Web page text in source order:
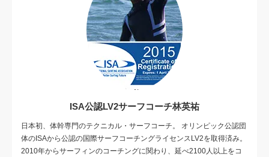
ISA公認LV2サーフコーチ林英祐
日本初、体幹専門のテクニカル・サーフコーチ。 オリンピック公認団
体のISAから公認の国際サーフコーチングライセンスLV2を取得済み。
2010年からサーフィンのコーチングに関わり、延べ2100人以上をコ